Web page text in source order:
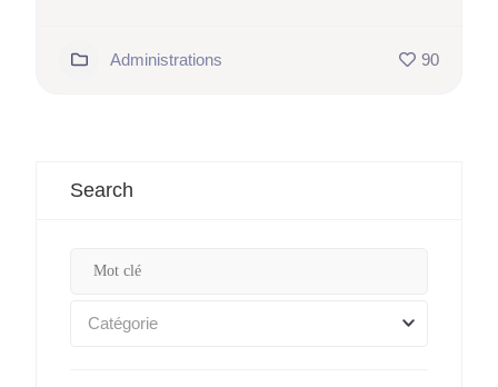
Administrations 90
Search
Catégorie